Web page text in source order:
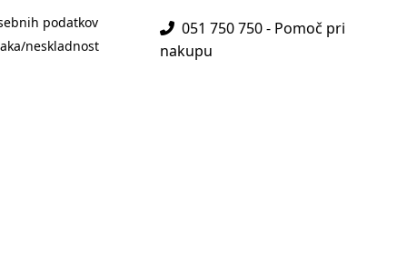
podatkov
neskladnost
051 750 750 - Pomoč pri
nakupu